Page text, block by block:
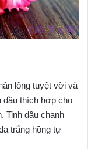
lông tuyệt vời và
dầu thích hợp cho
Tinh dầu chanh
trắng hồng tự